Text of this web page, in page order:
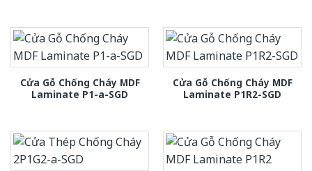
Cửa Gỗ Chống Cháy MDF
Laminate P1-a-SGD
Cửa Gỗ Chống Cháy MDF
Laminate P1R2-SGD